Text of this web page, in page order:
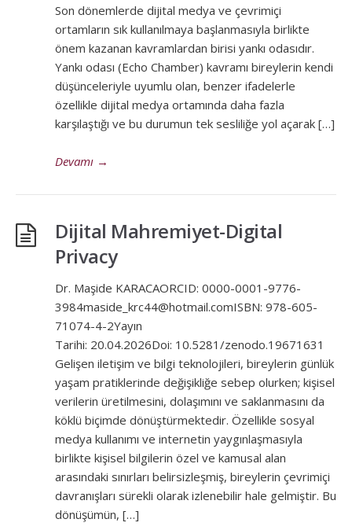
Son dönemlerde dijital medya ve çevrimiçi
ortamların sık kullanılmaya başlanmasıyla birlikte
önem kazanan kavramlardan birisi yankı odasıdır.
Yankı odası (Echo Chamber) kavramı bireylerin kendi
düşünceleriyle uyumlu olan, benzer ifadelerle
özellikle dijital medya ortamında daha fazla
karşılaştığı ve bu durumun tek sesliliğe yol açarak […]
Devamı →
Dijital Mahremiyet-Digital
Privacy
Dr. Maşide KARACAORCID: 0000-0001-9776-
3984maside_krc44@hotmail.comISBN: 978-605-
71074-4-2Yayın
Tarihi: 20.04.2026Doi: 10.5281/zenodo.19671631
Gelişen iletişim ve bilgi teknolojileri, bireylerin günlük
yaşam pratiklerinde değişikliğe sebep olurken; kişisel
verilerin üretilmesini, dolaşımını ve saklanmasını da
köklü biçimde dönüştürmektedir. Özellikle sosyal
medya kullanımı ve internetin yaygınlaşmasıyla
birlikte kişisel bilgilerin özel ve kamusal alan
arasındaki sınırları belirsizleşmiş, bireylerin çevrimiçi
davranışları sürekli olarak izlenebilir hale gelmiştir. Bu
dönüşümün, […]